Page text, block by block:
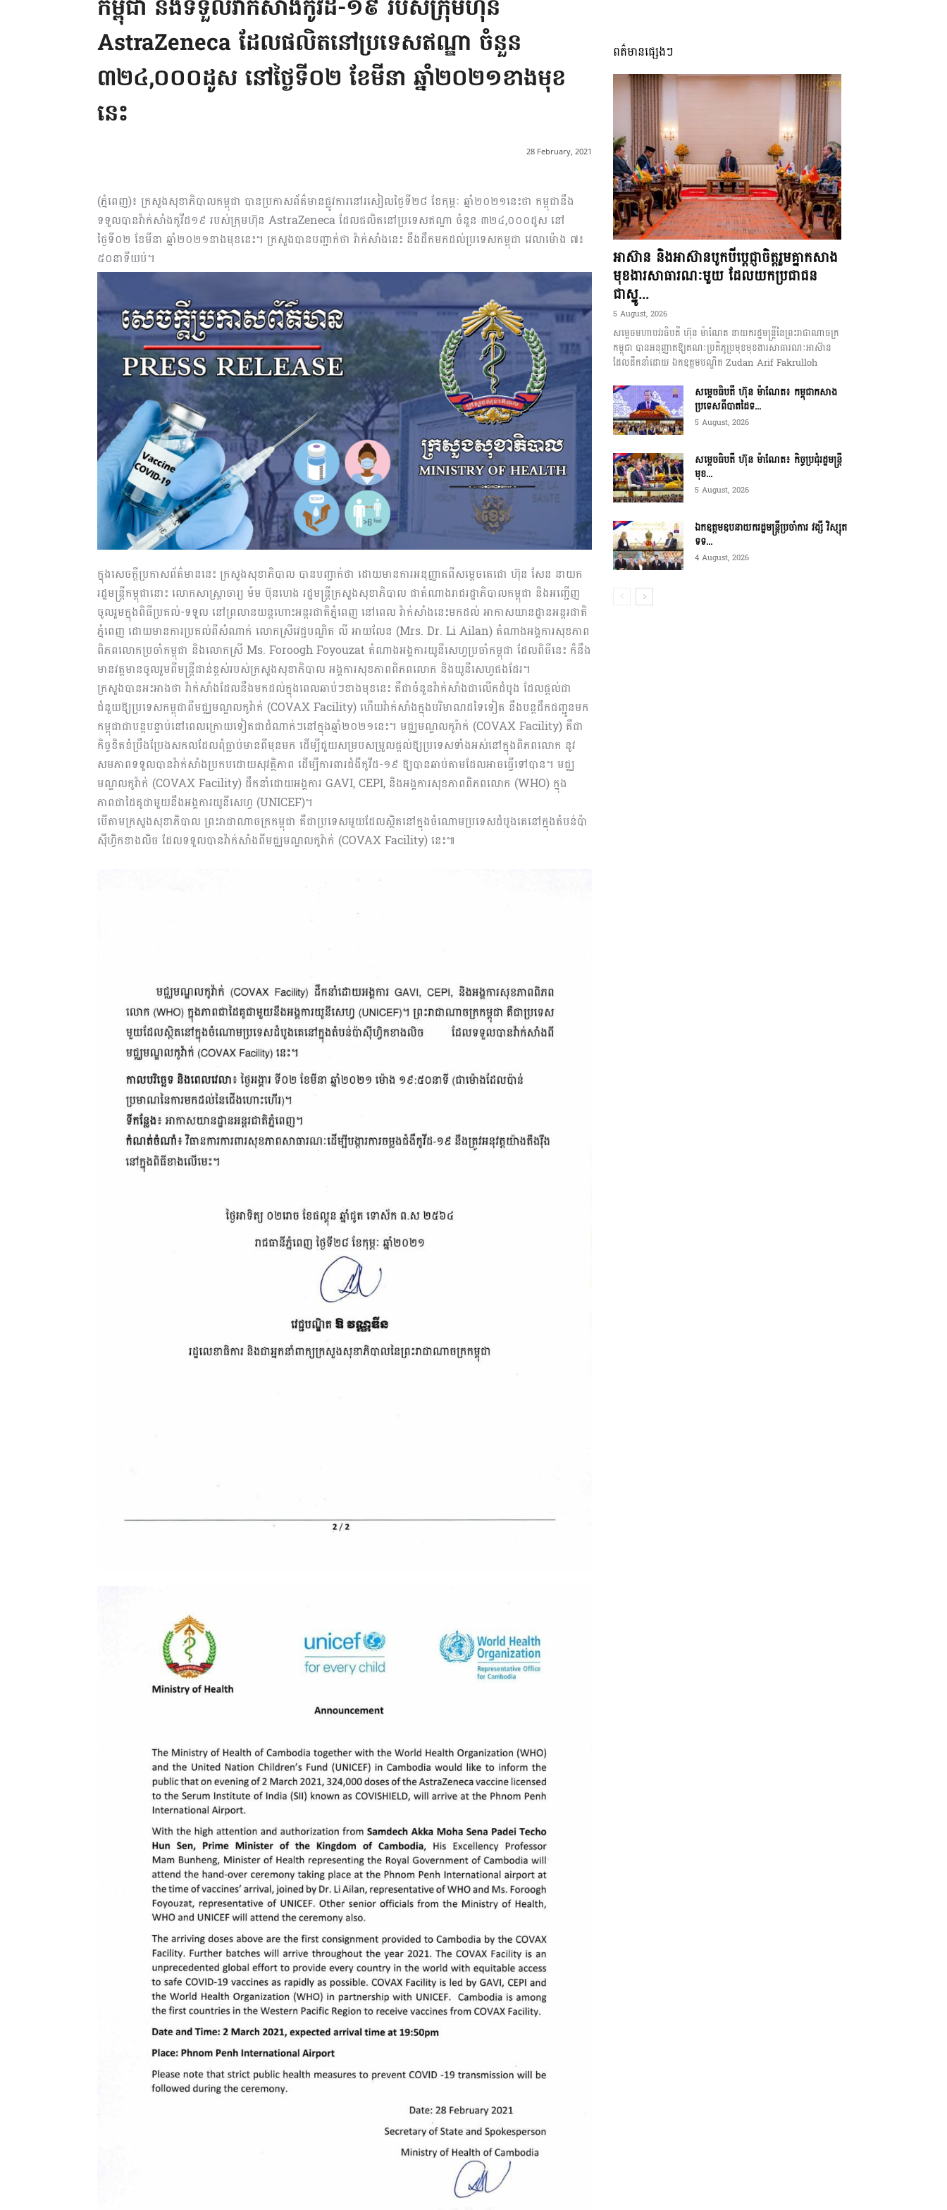
ភាព​
ព័ត៌មាន​
និង
ប្រតិកម្ម
រហ័ស
កម្ពុជា នឹងទទួលវ៉ាក់សាំងកូវីដ-១៩ របស់ក្រុមហ៊ុន
AstraZeneca ដែលផលិតនៅប្រទេសឥណ្ឌា ចំនួន
៣២៤,០០០ដូស នៅថ្ងៃទី០២ ខែមីនា ឆ្នាំ២០២១ខាងមុខ
នេះ
28 February, 2021
(ភ្នំពេញ)៖ ក្រសួងសុខាភិបាលកម្ពុជា បានប្រកាសព័ត៌មានផ្លូវការនៅរសៀលថ្ងៃទី២៨ ខែកុម្ភៈ ឆ្នាំ២០២១នេះថា កម្ពុជានឹង
ទទួលបានវ៉ាក់សាំងកូវីដ១៩ របស់ក្រុមហ៊ុន AstraZeneca ដែលផលិតនៅប្រទេសឥណ្ឌា ចំនួន ៣២៤,០០០ដូស នៅ
ថ្ងៃទី០២ ខែមីនា ឆ្នាំ២០២១ខាងមុខនេះ។ ក្រសួងបានបញ្ជាក់ថា វ៉ាក់សាំងនេះ នឹងដឹកមកដល់ប្រទេសកម្ពុជា វេលាម៉ោង ៧៖
៥០នាទីយប់។
ក្នុងសេចក្តីប្រកាសព័ត៌មាននេះ ក្រសួងសុខាភិបាល បានបញ្ជាក់ថា ដោយមានការអនុញ្ញាតពីសម្តេចតេជោ ហ៊ុន សែន នាយក
រដ្ឋមន្ត្រីកម្ពុជានោះ លោកសាស្រ្តាចារ្យ ម៉ម ប៊ុនហេង រដ្ឋមន្ត្រីក្រសួងសុខាភិបាល ជាតំណាងរាជរដ្ឋាភិបាលកម្ពុជា និងអញ្ជើញ
ចូលរួមក្នុងពិធីប្រគល់-ទទួល នៅព្រលានយន្តហោះអន្តរជាតិភ្នំពេញ នៅពេល វ៉ាក់សាំងនេះមកដល់ អាកាសយានដ្ឋានអន្តរជាតិ
ភ្នំពេញ ដោយមានការប្រគល់ពីសំណាក់ លោកស្រីវេជ្ជបណ្ឌិត លី អាយលែន (Mrs. Dr. Li Ailan) តំណាងអង្គការសុខភាព
ពិភពលោកប្រចាំកម្ពុជា និងលោកស្រី Ms. Foroogh Foyouzat តំណាងអង្គការយូនីសេហ្វប្រចាំកម្ពុជា ដែលពិធីនេះ ក៏នឹង
មានវត្តមានចូលរួមពីមន្ត្រីជាន់ខ្ពស់របស់ក្រសួងសុខាភិបាល អង្គការសុខភាពពិភពលោក និងយូនីសេហ្វផងដែរ។
ក្រសួងបានអះអាងថា វ៉ាក់សាំងដែលនឹងមកដល់ក្នុងពេលឆាប់ៗខាងមុខនេះ គឺជាចំនួនវ៉ាក់សាំងជាលើកដំបូង ដែលផ្តល់ជា
ជំនួយឱ្យប្រទេសកម្ពុជាពីមជ្ឈមណ្ឌលកូវ៉ាក់ (COVAX Facility) ហើយវ៉ាក់សាំងក្នុងបរិមាណដទៃទៀត នឹងបន្តដឹកជញ្ជូនមក
កម្ពុជាជាបន្តបន្ទាប់នៅពេលក្រោយទៀតជាដំណាក់ៗនៅក្នុងឆ្នាំ២០២១នេះ។ មជ្ឈមណ្ឌលកូរ៉ាក់ (COVAX Facility) គឺជា
កិច្ចខិតខំប្រឹងប្រែងសកលដែលពុំធ្លាប់មានពីមុនមក ដើម្បីជួយសម្របសម្រួលផ្តល់ឱ្យប្រទេសទាំងអស់នៅក្នុងពិភពលោក នូវ
សមភាពទទួលបានវ៉ាក់សាំងប្រកបដោយសុវត្ថិភាព ដើម្បីការពារជំងឺកូវីដ-១៩ ឱ្យបានឆាប់តាមដែលអាចធ្វើទៅបាន។ មជ្ឈ
មណ្ឌលកូវ៉ាក់ (COVAX Facility) ដឹកនាំដោយអង្គការ GAVI, CEPI, និងអង្គការសុខភាពពិភពលោក (WHO) ក្នុង
ភាពជាដៃគូជាមួយនឹងអង្គការយូនីសេហ្វ (UNICEF)។
បើតាមក្រសួងសុខាភិបាល ព្រះរាជាណាចក្រកម្ពុជា គឺជាប្រទេសមួយដែលស្ថិតនៅក្នុងចំណោមប្រទេសដំបូងគេនៅក្នុងតំបន់ប៉ា
ស៊ីហ្វិកខាងលិច ដែលទទួលបានវ៉ាក់សាំងពីមជ្ឈមណ្ឌលកូវ៉ាក់ (COVAX Facility) នេះ៕
ពត៌មានផ្សេងៗ
អាស៊ាន និងអាស៊ានបូកបីប្តេជ្ញាចិត្តរួមគ្នាកសាង
មុខងារសាធារណៈមួយ ដែលយកប្រជាជន
ជាស្នូ...
5 August, 2026
សម្តេចមហាបវរធិបតី ហ៊ុន ម៉ាណែត នាយករដ្ឋមន្ត្រីនៃព្រះរាជាណាចក្រ
កម្ពុជា បានអនុញ្ញាតឱ្យគណៈប្រតិភូប្រមុខមុខងារសាធារណៈអាស៊ាន
ដែលដឹកនាំដោយ ឯកឧត្តមបណ្ឌិត Zudan Arif Fakrulloh
សម្ដេចធិបតី ហ៊ុន ម៉ាណែត៖ កម្ពុជាកសាង
ប្រទេសពីបាតដៃទ...
5 August, 2026
សម្ដេចធិបតី ហ៊ុន ម៉ាណែត៖ កិច្ចប្រជុំរដ្ឋមន្ត្រី
មុខ...
5 August, 2026
ឯកឧត្តមឧបនាយករដ្ឋមន្ត្រីប្រចាំការ វង្សី វិស្សុត
ទទ...
4 August, 2026